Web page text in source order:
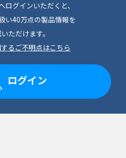
グインいただくと、
い40万点の製品情報を
ただけます。
るご不明点はこちら
ログイン